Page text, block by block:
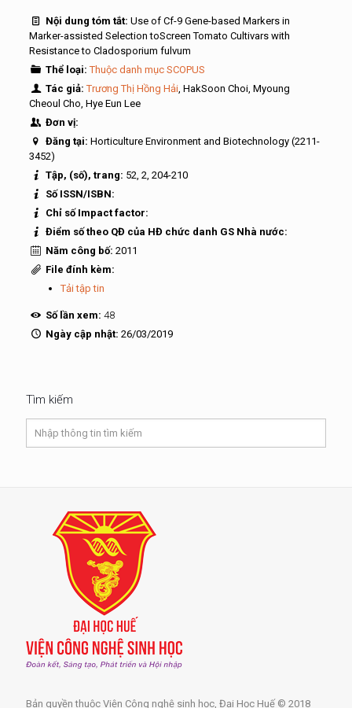
Nội dung tóm tắt: Use of Cf-9 Gene-based Markers in
Marker-assisted Selection toScreen Tomato Cultivars with
Resistance to Cladosporium fulvum
Thể loại:Thuộc danh mục SCOPUS
Tác giả:Trương Thị Hồng Hải, HakSoon Choi, Myoung
Cheoul Cho, Hye Eun Lee
Đơn vị:
Đăng tại: Horticulture Environment and Biotechnology (2211-
3452)
Tập, (số), trang: 52, 2, 204-210
Số ISSN/ISBN:
Chỉ số Impact factor:
Điểm số theo QĐ của HĐ chức danh GS Nhà nước:
Năm công bố: 2011
File đính kèm:
Tải tập tin
Số lần xem: 48
Ngày cập nhật: 26/03/2019
Tìm kiếm
Bản quyền thuộc Viện Công nghệ sinh học, Đại Học Huế © 2018